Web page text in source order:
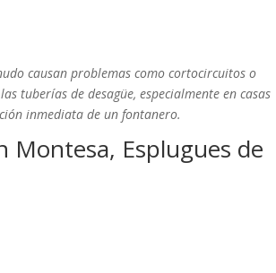
causan problemas como cortocircuitos o
tuberías de desagüe, especialmente en casas
inmediata de un fontanero.
Montesa, Esplugues de